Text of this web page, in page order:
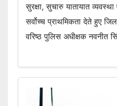
सुरक्षा, सुचारु यातायात
सर्वोच्च प्राथमिकता देते हुए
वरिष्ठ पुलिस अधीक्षक नवनीत